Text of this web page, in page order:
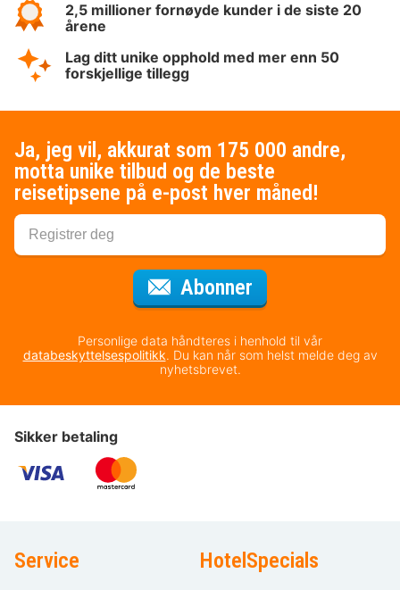
2,5 millioner fornøyde kunder i de siste 20
årene
Lag ditt unike opphold med mer enn 50
forskjellige tillegg
Ja, jeg vil, akkurat som 175 000 andre,
motta unike tilbud og de beste
reisetipsene på e-post hver måned!
Abonner
Personlige data håndteres i henhold til vår
databeskyttelsespolitikk. Du kan når som helst melde deg av
nyhetsbrevet.
Sikker betaling
Service HotelSpecials